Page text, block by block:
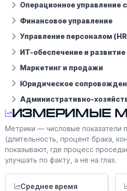
Операционное управление
Финансовое управление
Управление персоналом
ИТ-обеспечение и развитие
Маркетинг и продажи
Юридическое
Административно-
Измеримые
Метрики — числовые показатели
(длительность, процент брака,
показывают, где процесс
улучшать по факту, а не на глаз.
Среднее время